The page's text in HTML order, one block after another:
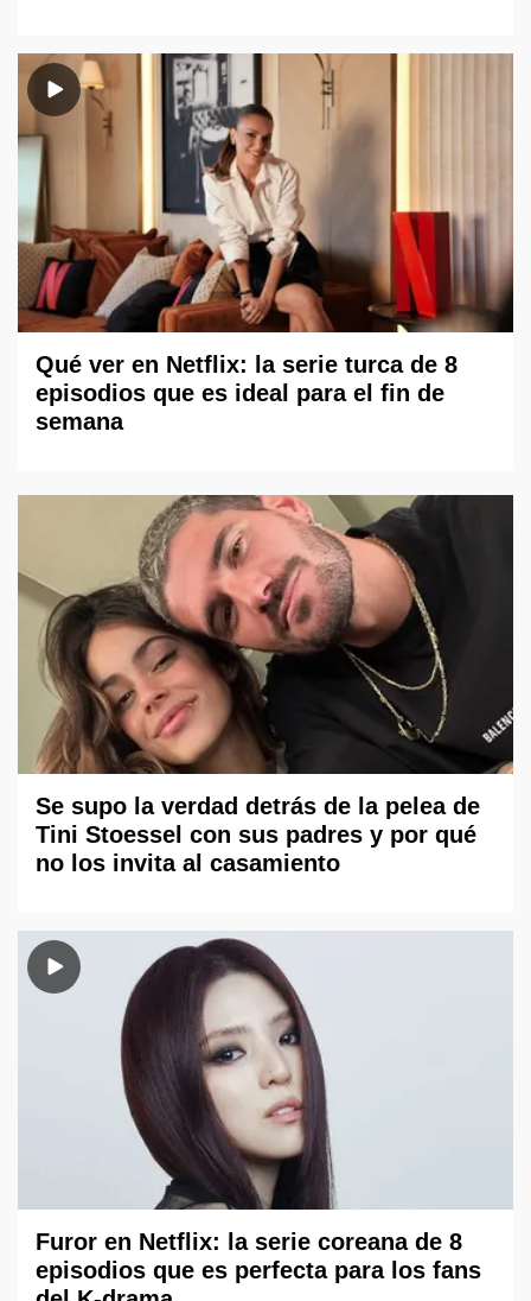
Qué ver en Netflix: la serie turca de 8
episodios que es ideal para el fin de
semana
Se supo la verdad detrás de la pelea de
Tini Stoessel con sus padres y por qué
no los invita al casamiento
Furor en Netflix: la serie coreana de 8
episodios que es perfecta para los fans